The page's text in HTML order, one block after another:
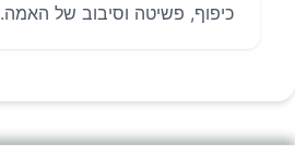
כיפוף, פשיטה וסיבוב של האמה.